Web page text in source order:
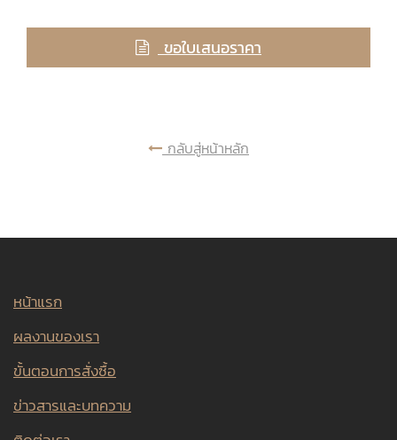
ขอใบเสนอราคา
กลับสู่หน้าหลัก
หน้าแรก
ผลงานของเรา
ขั้นตอนการสั่งซื้อ
ข่าวสารและบทความ